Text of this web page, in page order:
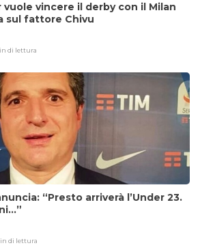
vuole vincere il derby con il Milan
sul fattore Chivu
di lettura
“Presto arriverà l’Under 23.
di lettura